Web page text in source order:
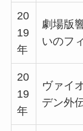
20
19
年
劇場版
いのフ
20
19
年
ヴァイ
デン外